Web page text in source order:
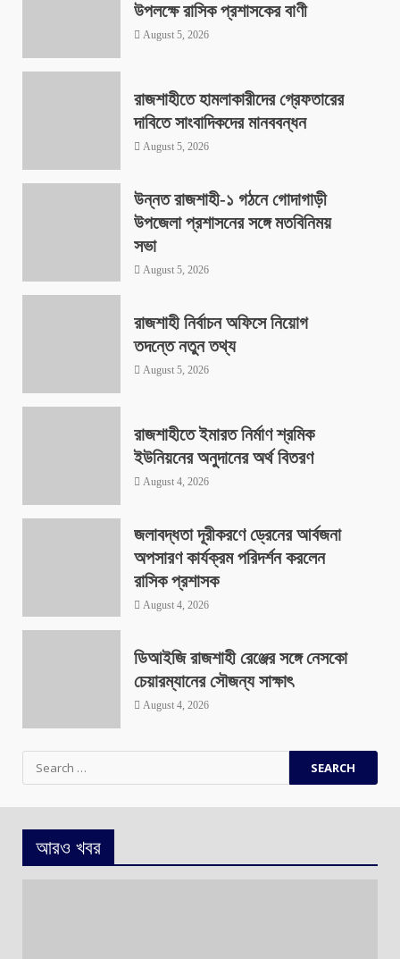
উপলক্ষে রাসিক প্রশাসকের বাণী
August 5, 2026
রাজশাহীতে হামলাকারীদের গ্রেফতারের
দাবিতে সাংবাদিকদের মানববন্ধন
August 5, 2026
উন্নত রাজশাহী-১ গঠনে গোদাগাড়ী
উপজেলা প্রশাসনের সঙ্গে মতবিনিময়
সভা
August 5, 2026
রাজশাহী নির্বাচন অফিসে নিয়োগ
তদন্তে নতুন তথ্য
August 5, 2026
রাজশাহীতে ইমারত নির্মাণ শ্রমিক
ইউনিয়নের অনুদানের অর্থ বিতরণ
August 4, 2026
জলাবদ্ধতা দূরীকরণে ড্রেনের আর্বজনা
অপসারণ কার্যক্রম পরিদর্শন করলেন
রাসিক প্রশাসক
August 4, 2026
ডিআইজি রাজশাহী রেঞ্জের সঙ্গে নেসকো
চেয়ারম্যানের সৌজন্য সাক্ষাৎ
August 4, 2026
for:
আরও খবর